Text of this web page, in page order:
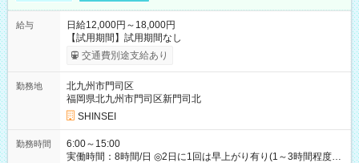
給与
日給12,000円～18,000円
【試用期間】試用期間なし
交通費別途支給あり
勤務地
北九州市門司区
福岡県北九州市門司区新門司北
SHINSEI
勤務時間
6:00～15:00
実働時間：8時間/日 ◎2日に1回は早上がり有り(1～3時間程度)